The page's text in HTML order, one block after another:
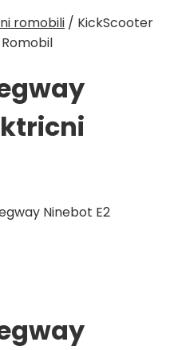
romobili / KickScooter
Ninebot E2